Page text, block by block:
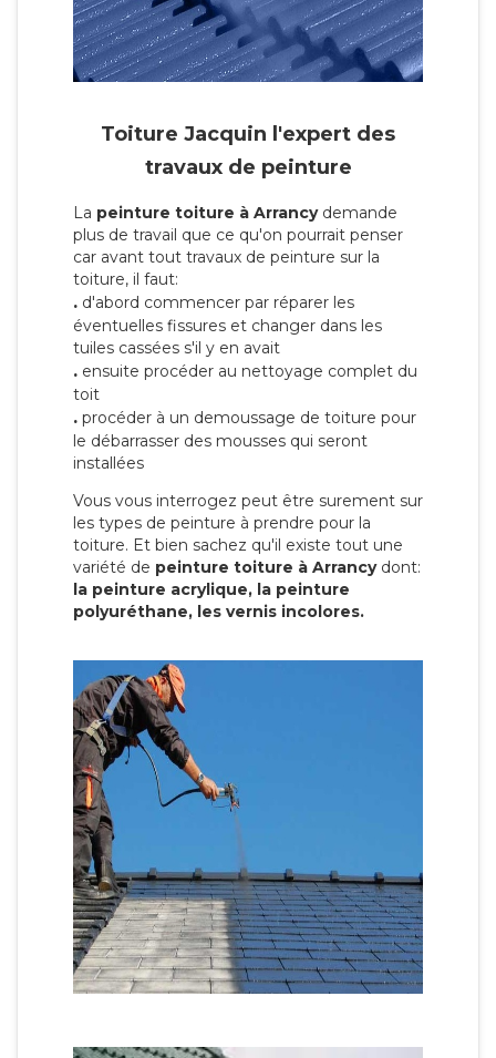
Toiture Jacquin l'expert des
travaux de peinture
La peinture toiture à Arrancydemande
plus de travail que ce qu'on pourrait penser
car avant tout travaux de peinture sur la
toiture, il faut:
. d'abord commencer par réparer les
éventuelles fissures et changer dans les
tuiles cassées s'il y en avait
. ensuite procéder au nettoyage complet du
toit
. procéder à un demoussage de toiture pour
le débarrasser des mousses qui seront
installées
Vous vous interrogez peut être surement sur
les types de peinture à prendre pour la
toiture. Et bien sachez qu'il existe tout une
variété de peinture toiture à Arrancy dont:
la peinture acrylique, la peinture
polyuréthane, les vernis incolores.